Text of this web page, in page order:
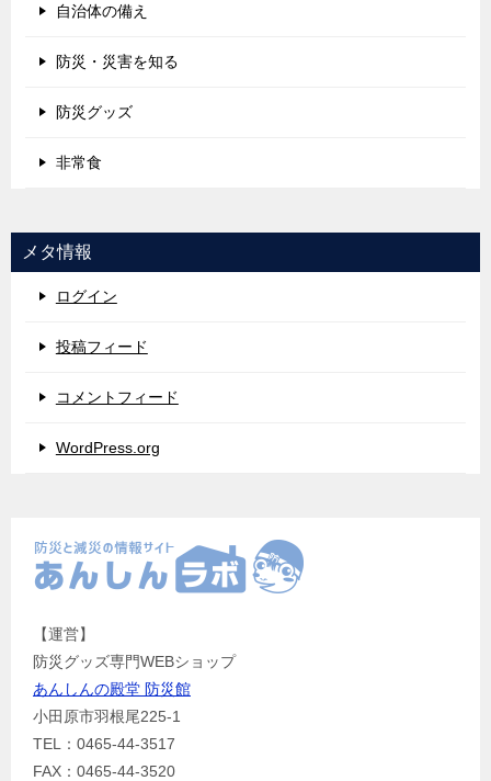
自治体の備え
防災・災害を知る
防災グッズ
非常食
メタ情報
ログイン
投稿フィード
コメントフィード
WordPress.org
【運営】
防災グッズ専門WEBショップ
あんしんの殿堂 防災館
小田原市羽根尾225-1
TEL：0465-44-3517
FAX：0465-44-3520